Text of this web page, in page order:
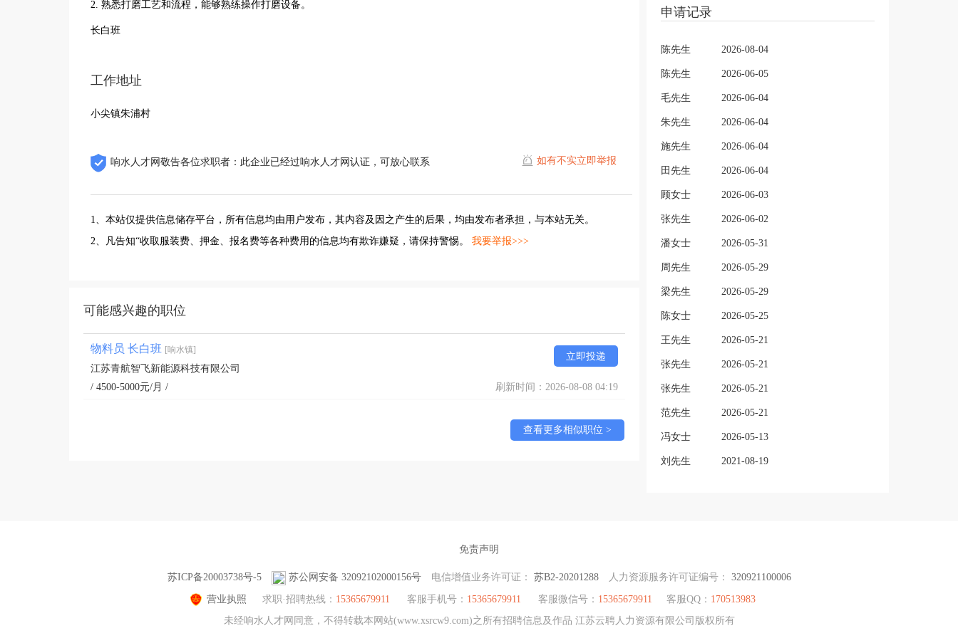
2. 熟悉打磨工艺和流程，能够熟练操作打磨设备。
长白班
工作地址
小尖镇朱浦村
响水人才网敬告各位求职者：此企业已经过响水人才网认证，可放心联系 如有不实立即举报
1、本站仅提供信息储存平台，所有信息均由用户发布，其内容及因之产生的后果，均由发布者承担，与本站无关。
2、凡告知“收取服装费、押金、报名费等各种费用的信息均有欺诈嫌疑，请保持警惕。 我要举报>>>
可能感兴趣的职位
物料员 长白班 [响水镇]
立即投递
江苏青航智飞新能源科技有限公司
/ 4500-5000元/月 /
刷新时间：2026-08-08 04:19
查看更多相似职位 >
申请记录
陈先生 2026-08-04
陈先生 2026-06-05
毛先生 2026-06-04
朱先生 2026-06-04
施先生 2026-06-04
田先生 2026-06-04
顾女士 2026-06-03
张先生 2026-06-02
潘女士 2026-05-31
周先生 2026-05-29
梁先生 2026-05-29
陈女士 2026-05-25
王先生 2026-05-21
张先生 2026-05-21
张先生 2026-05-21
范先生 2026-05-21
冯女士 2026-05-13
刘先生 2021-08-19
免责声明
苏ICP备20003738号-5 苏公网安备 32092102000156号 电信增值业务许可证： 苏B2-20201288 人力资源服务许可证编号： 320921100006
营业执照 求职·招聘热线： 15365679911 客服手机号： 15365679911 客服微信号： 15365679911 客服QQ： 170513983
未经响水人才网同意，不得转载本网站(www.xsrcw9.com)之所有招聘信息及作品 江苏云聘人力资源有限公司版权所有